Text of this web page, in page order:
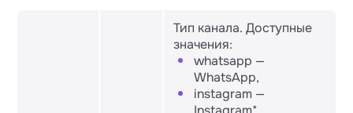
Тип канала. Доступные
значения:
whatsapp —
WhatsApp,
instagram —